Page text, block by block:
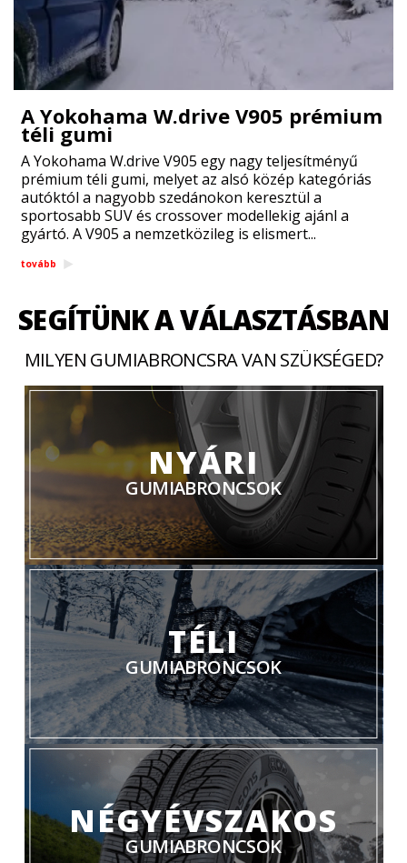
A Yokohama W.drive V905 prémium
téli gumi
A Yokohama W.drive V905 egy nagy teljesítményű
prémium téli gumi, melyet az alsó közép kategóriás
autóktól a nagyobb szedánokon keresztül a
sportosabb SUV és crossover modellekig ajánl a
gyártó. A V905 a nemzetközileg is elismert...
tovább
SEGÍTÜNK A VÁLASZTÁSBAN
MILYEN GUMIABRONCSRA VAN SZÜKSÉGED?
NYÁRI
GUMIABRONCSOK
TÉLI
GUMIABRONCSOK
NÉGYÉVSZAKOS
GUMIABRONCSOK